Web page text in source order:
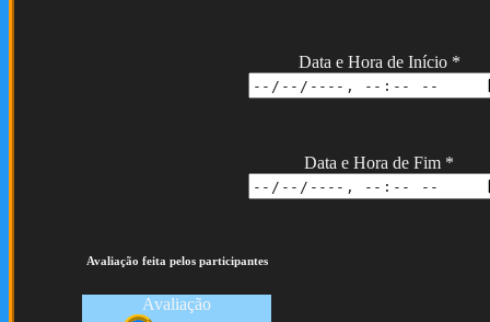
Data e Hora de Início *
Data e Hora de Fim *
Avaliação feita pelos participantes
Avaliação